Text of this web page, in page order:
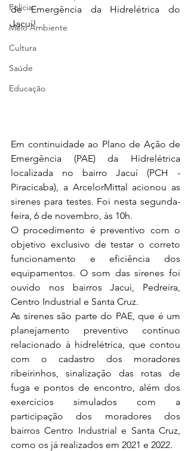
Polícia
Meio Ambiente
Cultura
Saúde
Educação
de Emergência da Hidrelétrica do
Jacuí!
Em continuidade ao Plano de Ação de
Emergência (PAE) da Hidrelétrica
localizada no bairro Jacuí (PCH -
Piracicaba), a ArcelorMittal acionou as
sirenes para testes. Foi nesta segunda-
feira, 6 de novembro, às 10h.
O procedimento é preventivo com o
objetivo exclusivo de testar o correto
funcionamento e eficiência dos
equipamentos. O som das sirenes foi
ouvido nos bairros Jacui, Pedreira,
Centro Industrial e Santa Cruz.
As sirenes são parte do PAE, que é um
planejamento preventivo contínuo
relacionado à hidrelétrica, que contou
com o cadastro dos moradores
ribeirinhos, sinalização das rotas de
fuga e pontos de encontro, além dos
exercícios simulados com a
participação dos moradores dos
bairros Centro Industrial e Santa Cruz,
como os já realizados em 2021 e 2022.